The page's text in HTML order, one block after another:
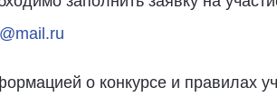
о конкурсе и правилах